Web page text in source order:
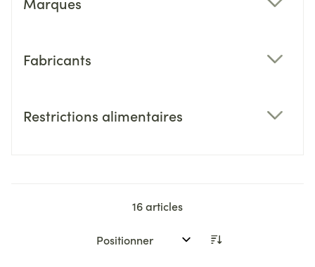
Fabricants
Restrictions alimentaires
16articles
Trier par: